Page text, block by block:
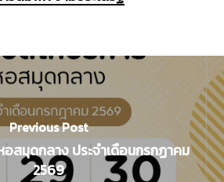
Previous Post
อสมุดกลาง ประจำเดือนกรกฏาคม
2569